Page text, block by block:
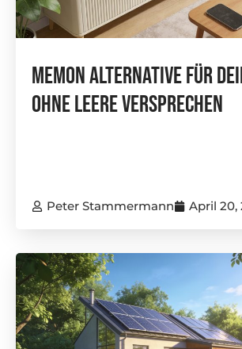
Memon Alternative Für
Ohne Leere Versprechen
Peter Stammermann April 20,